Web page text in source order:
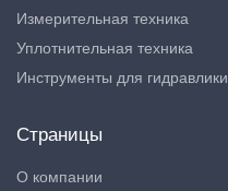
Измерительная техника
Уплотнительная техника
Инструменты для гидравлики
Страницы
О компании